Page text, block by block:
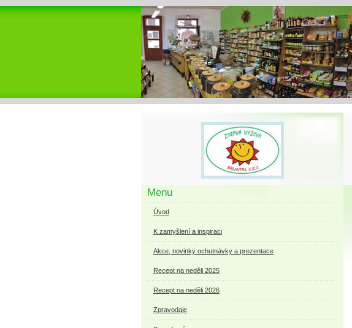
Menu
Úvod
K zamyšlení a inspiraci
Akce, novinky ochutnávky a prezentace
Recept na neděli 2025
Recept na neděli 2026
Zpravodaje